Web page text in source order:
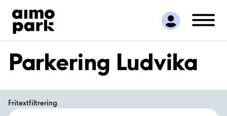
Hitta parkering
Samarbete
Kundservice
Om Aimo Park
Parkering Ludvika
Fritextfiltrering